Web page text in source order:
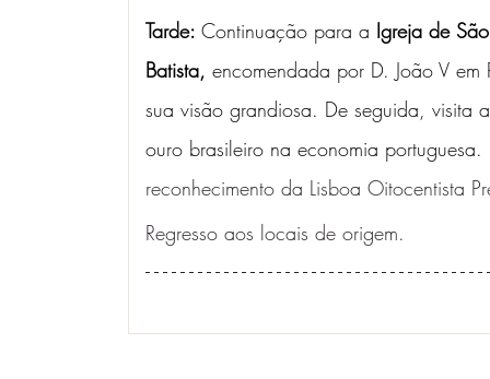
Tarde: Continuação para a Igreja de
Batista, encomendada por D. João V
sua visão grandiosa. De seguida, visita
ouro brasileiro na economia portuguesa.
reconhecimento da Lisboa Oitocentista
Regresso aos locais de origem.